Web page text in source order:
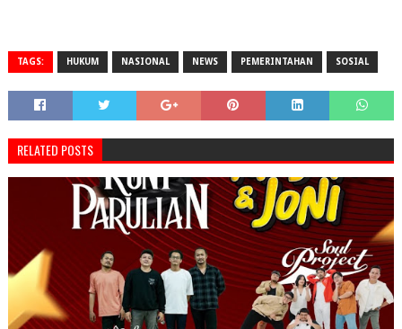
TAGS: HUKUM NASIONAL NEWS PEMERINTAHAN SOSIAL
RELATED POSTS